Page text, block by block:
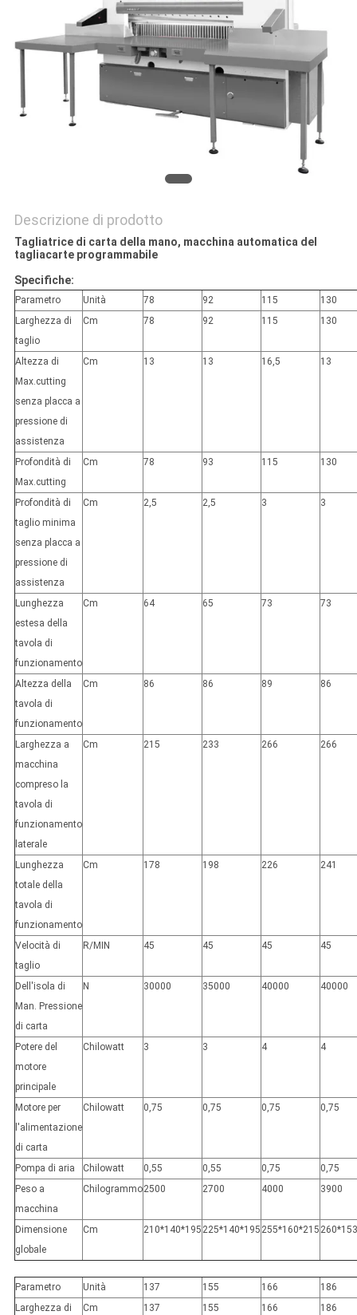
Descrizione di prodotto
Tagliatrice di carta della mano, macchina automatica del
tagliacarte programmabile
Specifiche:
Parametro Unità 78 92 115
130
Larghezza di
taglio
Cm 78 92 115 130
Altezza di
Max.cutting
senza placca a
pressione di
assistenza
Cm 13 13 16,5 13
Profondità di
Max.cutting
Cm 78 93 115 130
Profondità di
taglio minima
senza placca a
pressione di
assistenza
Cm 2,5 2,5 3 3
Lunghezza
estesa della
tavola di
funzionamento
Cm 64 65 73 73
Altezza della
tavola di
funzionamento
Cm 86 86 89 86
Larghezza a
macchina
compreso la
tavola di
funzionamento
laterale
Cm 215 233 266 266
Lunghezza
totale della
tavola di
funzionamento
Cm 178 198 226 241
Velocità di
taglio
R/MIN 45 45 45 45
Dell'isola di
Man. Pressione
di carta
N 30000 35000 40000 40000
Potere del
motore
principale
Chilowatt 3 3 4 4
Motore per
l'alimentazione
di carta
Chilowatt 0,75 0,75 0,75 0,75
Pompa di aria Chilowatt 0,55 0,55 0,75
0,75
Peso a
macchina
Chilogrammo2500 2700 4000 3900
Dimensione
globale
Cm 210*140*195 225*140*195 255*160*215
Parametro Unità 137 155 166
186
Larghezza di
Cm 137 155 166 186